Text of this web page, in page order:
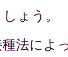
ょう。
法によ